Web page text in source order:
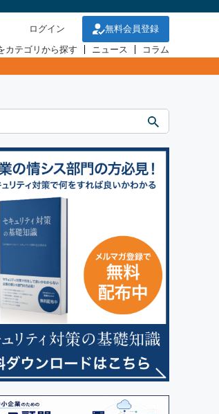
ログイン
無料会員登録
カテゴリから探す
ニュース コラム